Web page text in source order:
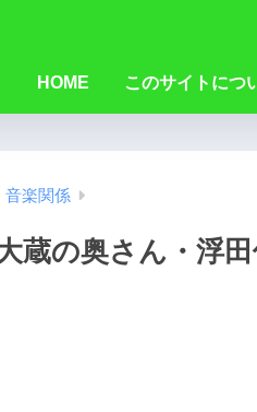
HOME このサイトにつ
音楽関係
蔵の奥さん・浮